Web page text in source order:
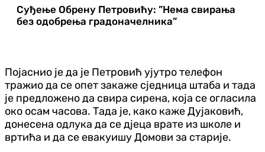
Суђење Обрену Петровићу: ”Нема свирања
без одобрења градоначелника”
Појаснио је да је Петровић ујутро телефон
тражио да се опет закаже сједница штаба и тада
је предложено да свира сирена, која се огласила
око осам часова. Тада је, како каже Дујаковић,
донесена одлука да се дјеца врате из школе и
вртића и да се евакуишу Домови за старије.